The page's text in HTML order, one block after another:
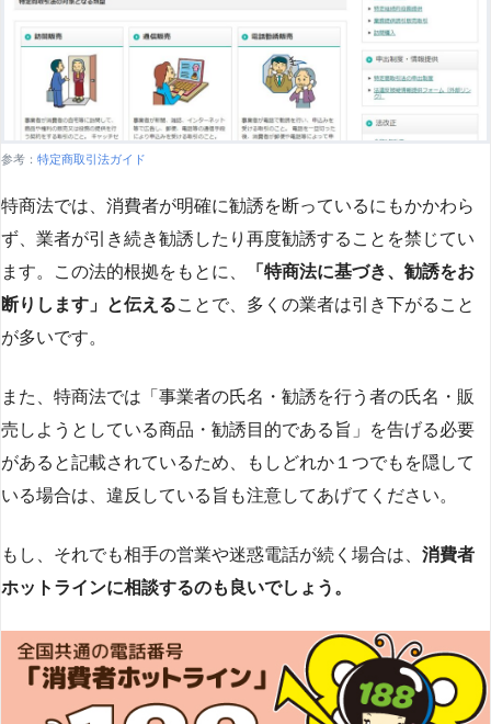
参考： 特定商取引法ガイド
特商法では、消費者が明確に勧誘を断っているにもかかわら
ず、業者が引き続き勧誘したり再度勧誘することを禁じてい
ます。この法的根拠をもとに、
「特商法に基づき、勧誘をお
断りします」と伝えることで、多くの業者は引き下がること
が多いです​​。
また、特商法では「事業者の氏名・勧誘を行う者の氏名・販
売しようとしている商品・勧誘目的である旨」を告げる必要
があると記載されているため、もしどれか１つでもを隠して
いる場合は、違反している旨も注意してあげてください。
もし、それでも相手の営業や迷惑電話が続く場合は、 消費者
ホットラインに相談するのも良いでしょう。